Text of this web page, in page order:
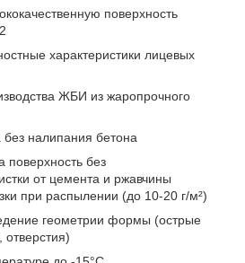
поверхность
характеристики лицевых
ЖБИ из жаропрочного
без налипания бетона
поверхность без
от цемента и ржавчины
при распылении (до 10-20 г/м²)
геометрии формы (острые